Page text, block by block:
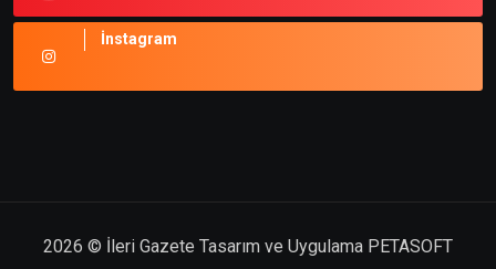
İnstagram
2026 © İleri Gazete Tasarım ve Uygulama PETASOFT